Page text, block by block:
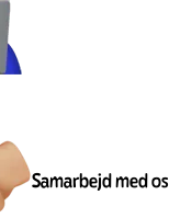
Samarbejd med os